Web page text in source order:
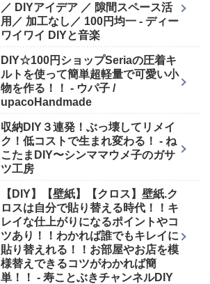
／ DIYアイデア ／ 隙間スペース活
用／ 加工なし／ 100円均一 - ディー
ワイワイ DIYと音楽
DIY☆100円ショップSeriaの圧着キ
ルトを使って簡単超軽量で可愛い小
物を作る！！ - ウパ子 /
upacoHandmade
収納DIY３連発！ぶっ壊してリメイ
ク！低コストで生まれ変わる！ - ね
こたまDIY〜シンママウメ子のガサ
ツ工房
【DIY】【壁紙】【クロス】壁紙.ク
ロスは自分で貼り替える時代！！キ
レイな仕上がりになるポイントやコ
ツあり！！わかれば誰でもキレイに
貼り替えれる！！お部屋やお店を模
様替えできるコツがわかれば簡
単！！ - 寿ことぶきチャンネルDIY